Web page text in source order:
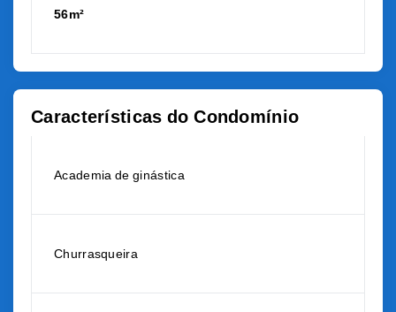
56m²
Características do Condomínio
Academia de ginástica
Churrasqueira